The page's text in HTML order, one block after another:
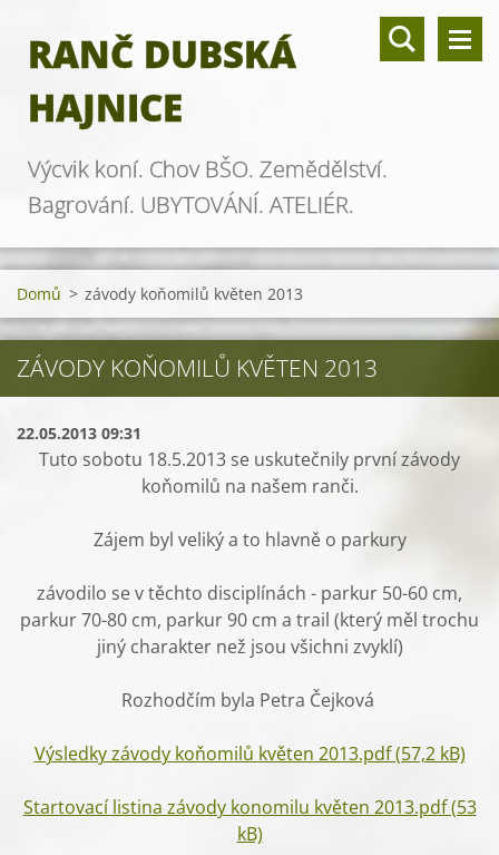
RANČ DUBSKÁ
HAJNICE
Výcvik koní. Chov BŠO. Zemědělství.
Bagrování. UBYTOVÁNÍ. ATELIÉR.
Domů > závody koňomilů květen 2013
ZÁVODY KOŇOMILŮ KVĚTEN 2013
22.05.2013 09:31
Tuto sobotu 18.5.2013 se uskutečnily první závody
koňomilů na našem ranči.
Zájem byl veliký a to hlavně o parkury
závodilo se v těchto disciplínách - parkur 50-60 cm,
parkur 70-80 cm, parkur 90 cm a trail (který měl trochu
jiný charakter než jsou všichni zvyklí)
Rozhodčím byla Petra Čejková
Výsledky závody koňomilů květen 2013.pdf (57,2 kB)
Startovací listina závody konomilu květen 2013.pdf (53
kB)